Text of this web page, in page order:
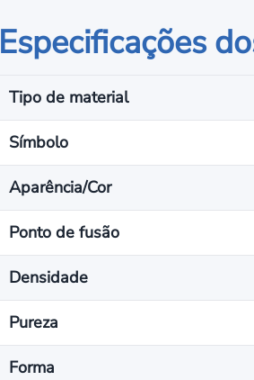
Especificações
Tipo de material
Símbolo
Aparência/Cor
Ponto de fusão
Densidade
Pureza
Forma